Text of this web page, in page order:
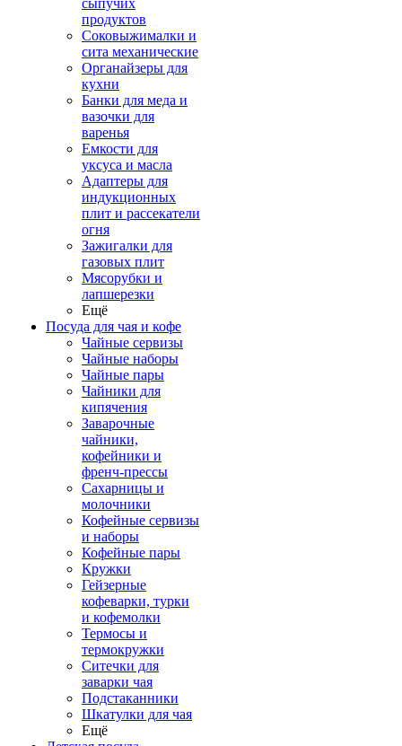
сыпучих
продуктов
Соковыжималки и
сита механические
Органайзеры для
кухни
Банки для меда и
вазочки для
варенья
Емкости для
уксуса и масла
Адаптеры для
индукционных
плит и рассекатели
огня
Зажигалки для
газовых плит
Мясорубки и
лапшерезки
Ещё
Посуда для чая и кофе
Чайные сервизы
Чайные наборы
Чайные пары
Чайники для
кипячения
Заварочные
чайники,
кофейники и
френч-прессы
Сахарницы и
молочники
Кофейные сервизы
и наборы
Кофейные пары
Кружки
Гейзерные
кофеварки, турки
и кофемолки
Термосы и
термокружки
Ситечки для
заварки чая
Подстаканники
Шкатулки для чая
Ещё